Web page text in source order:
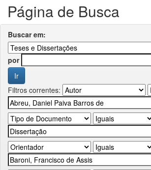
Página de Busca
Buscar em:
por
Filtros correntes: